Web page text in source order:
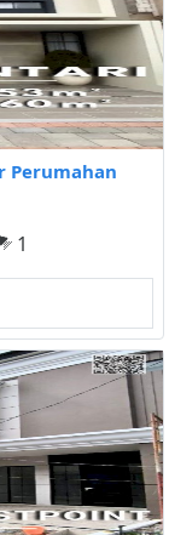
Perumahan
1